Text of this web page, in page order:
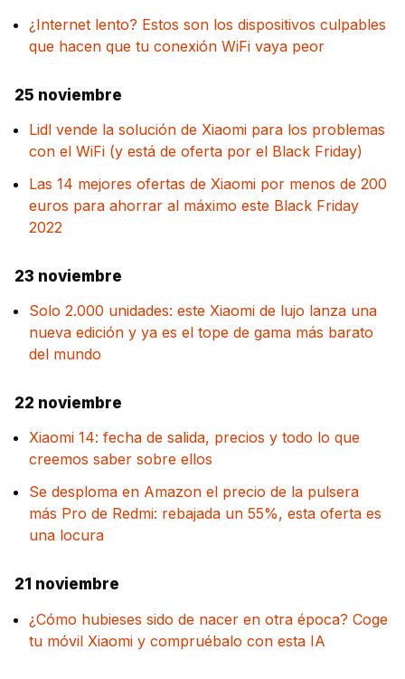
¿Internet lento? Estos son los dispositivos culpables
que hacen que tu conexión WiFi vaya peor
25 noviembre
Lidl vende la solución de Xiaomi para los problemas
con el WiFi (y está de oferta por el Black Friday)
Las 14 mejores ofertas de Xiaomi por menos de 200
euros para ahorrar al máximo este Black Friday
2022
23 noviembre
Solo 2.000 unidades: este Xiaomi de lujo lanza una
nueva edición y ya es el tope de gama más barato
del mundo
22 noviembre
Xiaomi 14: fecha de salida, precios y todo lo que
creemos saber sobre ellos
Se desploma en Amazon el precio de la pulsera
más Pro de Redmi: rebajada un 55%, esta oferta es
una locura
21 noviembre
¿Cómo hubieses sido de nacer en otra época? Coge
tu móvil Xiaomi y compruébalo con esta IA